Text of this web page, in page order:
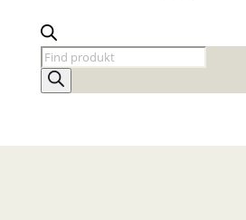
Products
search